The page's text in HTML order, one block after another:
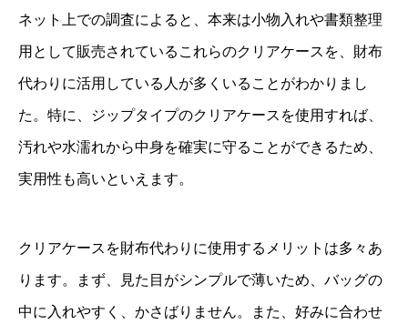
ネット上での調査によると、本来は小物入れや書類整理
用として販売されているこれらのクリアケースを、財布
代わりに活用している人が多くいることがわかりまし
た。特に、ジップタイプのクリアケースを使用すれば、
汚れや水濡れから中身を確実に守ることができるため、
実用性も高いといえます。
クリアケースを財布代わりに使用するメリットは多々あ
ります。まず、見た目がシンプルで薄いため、バッグの
中に入れやすく、かさばりません。また、好みに合わせ